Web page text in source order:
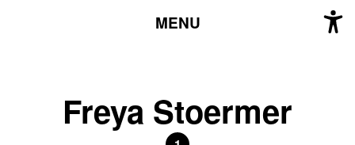
MENU
Freya Stoermer